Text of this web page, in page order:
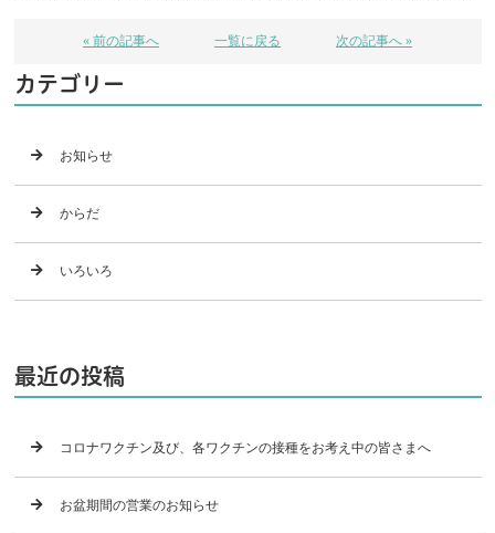
« 前の記事へ 一覧に戻る 次の記事へ »
カテゴリー
お知らせ
からだ
いろいろ
最近の投稿
コロナワクチン及び、各ワクチンの接種をお考え中の皆さまへ
お盆期間の営業のお知らせ